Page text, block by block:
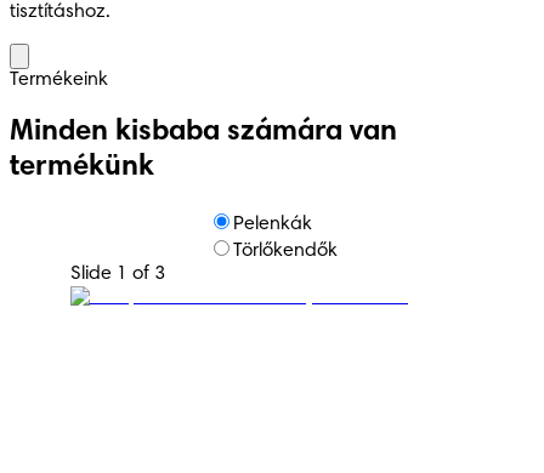
tisztításhoz.
Termékeink
Minden kisbaba számára van
termékünk
Pelenkák
Törlőkendők
Slide 1 of 3